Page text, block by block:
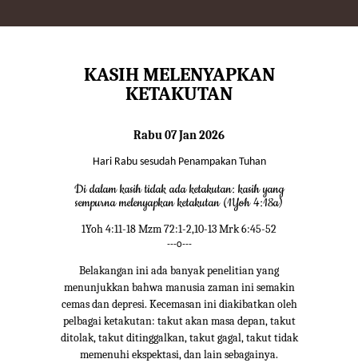
KASIH MELENYAPKAN
KETAKUTAN
Rabu 07 Jan 2026
Hari Rabu sesudah Penampakan Tuhan
Di dalam kasih tidak ada ketakutan: kasih yang
sempurna melenyapkan ketakutan (1Yoh 4:18a)
1Yoh 4:11-18 Mzm 72:1-2,10-13 Mrk 6:45-52
---o---
Belakangan ini ada banyak penelitian yang
menunjukkan bahwa manusia zaman ini semakin
cemas dan depresi. Kecemasan ini diakibatkan oleh
pelbagai ketakutan: takut akan masa depan, takut
ditolak, takut ditinggalkan, takut gagal, takut tidak
memenuhi ekspektasi, dan lain sebagainya.